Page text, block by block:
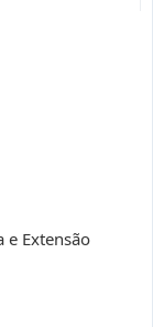
e Extensão